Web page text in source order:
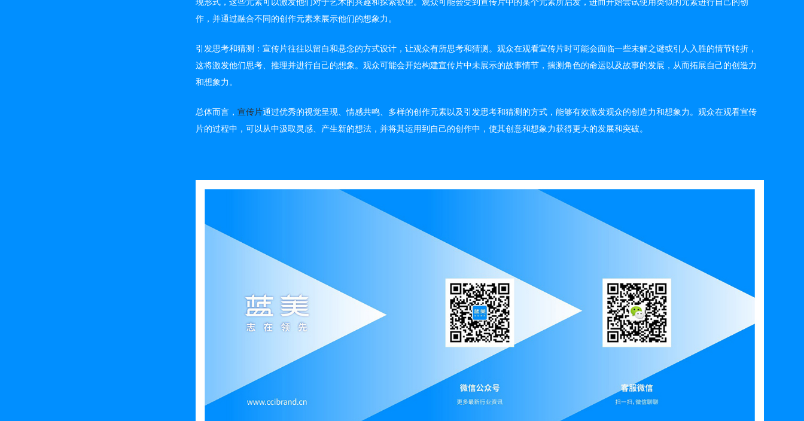
作，并通过融合不同的创作元素来展示他们的想象力。
引发思考和猜测：宣传片往往以留白和悬念的方式设计，让观众有所思考和猜测。观众在观看宣传片时可能会面临一些未解之谜或引人入胜的情节转折，
这将激发他们思考、推理并进行自己的想象。观众可能会开始构建宣传片中未展示的故事情节，揣测角色的命运以及故事的发展，从而拓展自己的创造力
和想象力。
总体而言， 宣传片通过优秀的视觉呈现、情感共鸣、多样的创作元素以及引发思考和猜测的方式，能够有效激发观众的创造力和想象力。观众在观看宣传
片的过程中，可以从中汲取灵感、产生新的想法，并将其运用到自己的创作中，使其创意和想象力获得更大的发展和突破。